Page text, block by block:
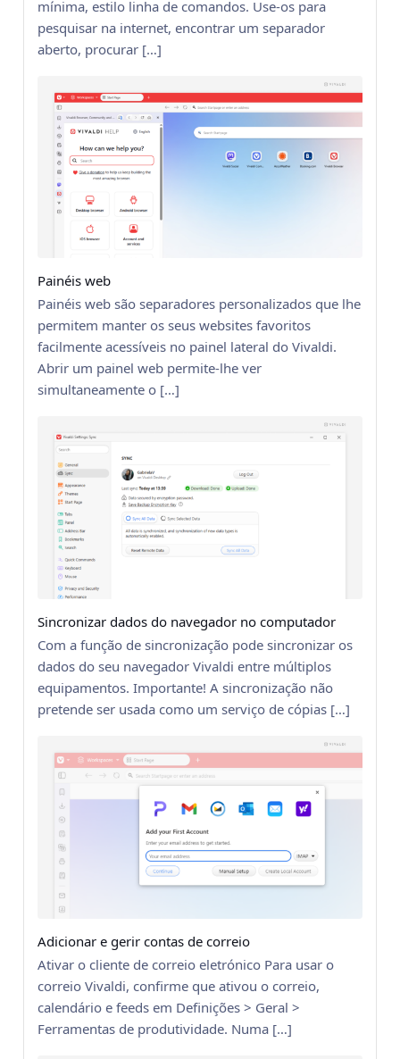
mínima, estilo linha de comandos. Use-os para
pesquisar na internet, encontrar um separador
aberto, procurar […]
Painéis web
Painéis web são separadores personalizados que lhe
permitem manter os seus websites favoritos
facilmente acessíveis no painel lateral do Vivaldi.
Abrir um painel web permite-lhe ver
simultaneamente o […]
Sincronizar dados do navegador no computador
Com a função de sincronização pode sincronizar os
dados do seu navegador Vivaldi entre múltiplos
equipamentos. Importante! A sincronização não
pretende ser usada como um serviço de cópias […]
Adicionar e gerir contas de correio
Ativar o cliente de correio eletrónico Para usar o
correio Vivaldi, confirme que ativou o correio,
calendário e feeds em Definições > Geral >
Ferramentas de produtividade. Numa […]